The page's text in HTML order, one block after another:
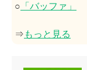
○ 「バッファ」
⇒ もっと見る